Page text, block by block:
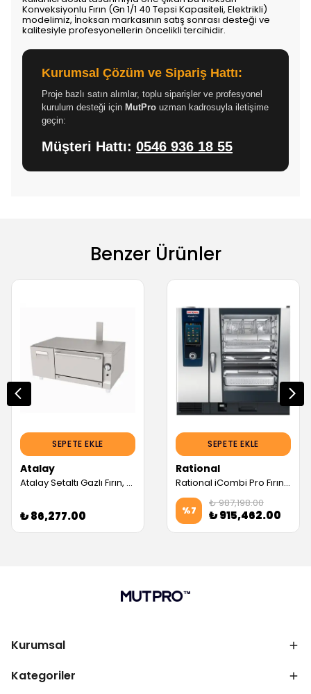
Konveksiyonlu Fırın (Gn 1/1 40 Tepsi Kapasiteli, Elektrikli)
modelimiz, İnoksan markasının satış sonrası desteği ve
kalitesiyle profesyonellerin öncelikli tercihidir.
Kurumsal Çözüm ve Sipariş Hattı:
Proje bazlı satın alımlar, toplu siparişler ve profesyonel
kurulum desteği için MutPro uzman kadrosuyla iletişime
geçin:
Müşteri Hattı: 0546 936 18 55
Benzer Ürünler
SEPETE EKLE
Atalay
Atalay Setaltı Gazlı Fırın, Dolaplı, 120X73 Cm (Servis Garantili)
₺ 86,277.00
SEPETE EKLE
Rational
Rational iCombi Pro Fırın, Elektrikli, 10x2/1 GN Kapasiteli (Servis Garantili)
%7
₺ 987,198.00
₺ 915,462.00
Kurumsal
Kategoriler